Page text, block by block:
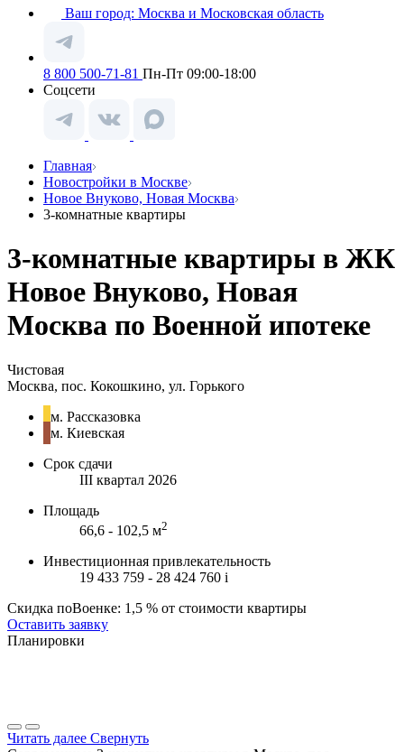
Ваш город: Москва и Московская область
8 800 500-71-81 Пн-Пт 09:00-18:00
Соцсети
Главная
Новостройки в Москве
Новое Внуково, Новая Москва
3-комнатные квартиры
3-комнатные квартиры в ЖК
Новое Внуково, Новая
Москва по Военной ипотеке
Чистовая
Москва, пос. Кокошкино, ул. Горького
м. Рассказовка
м. Киевская
Срок сдачи
III квартал 2026
Площадь
66,6 - 102,5 м2
Инвестиционная привлекательность
19 433 759 - 28 424 760 i
Скидка поВоенке: 1,5 % от стоимости квартиры
Оставить заявку
Планировки
Читать далее Свернуть